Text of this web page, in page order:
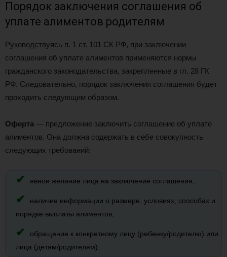
Порядок заключения соглашения об
уплате алиментов родителям
Руководствуясь п. 1 ст. 101 СК РФ, при заключении
соглашения об уплате алиментов применяются нормы
гражданского законодательства, закрепленные в гл. 28 ГК
РФ. Следовательно, порядок заключения соглашения будет
проходить следующим образом.
Оферта — предложение заключить соглашение об уплате
алиментов. Она должна содержать в себе совокупность
следующих требований:
явное желание лица на заключение соглашения;
наличие информации о размере, условиях, способах и
порядке выплаты алиментов;
обращение к конкретному лицу (ребенку/родителю) или
лица (детям/родителям).